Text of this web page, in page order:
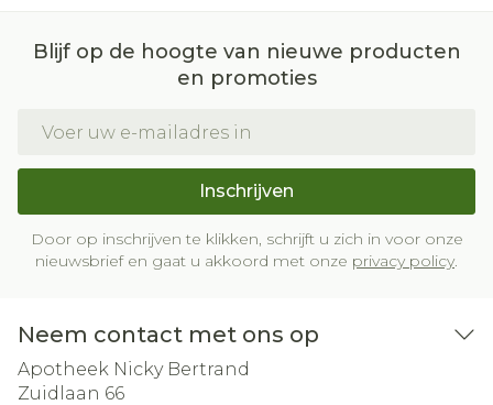
Blijf op de hoogte van nieuwe producten
en promoties
Inschrijven
Door op inschrijven te klikken, schrijft u zich in voor onze
nieuwsbrief en gaat u akkoord met onze privacy policy.
Neem contact met ons op
Apotheek Nicky Bertrand
Zuidlaan 66